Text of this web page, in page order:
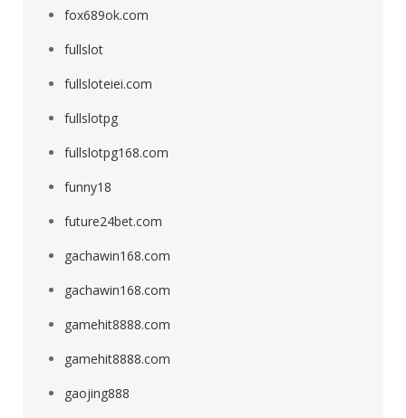
fox689ok.com
fullslot
fullsloteiei.com
fullslotpg
fullslotpg168.com
funny18
future24bet.com
gachawin168.com
gachawin168.com
gamehit8888.com
gamehit8888.com
gaojing888